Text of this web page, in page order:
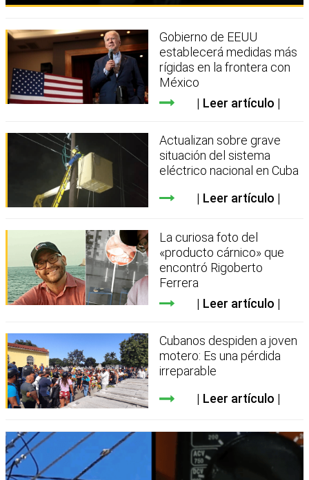
Gobierno de EEUU
establecerá medidas más
rígidas en la frontera con
México
Leer artículo
Actualizan sobre grave
situación del sistema
eléctrico nacional en Cuba
Leer artículo
La curiosa foto del
«producto cárnico» que
encontró Rigoberto
Ferrera
Leer artículo
Cubanos despiden a joven
motero: Es una pérdida
irreparable
Leer artículo